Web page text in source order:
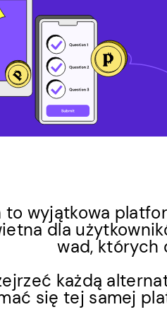
wyjątkowa
dla
wad, których
każdą
się tej samej